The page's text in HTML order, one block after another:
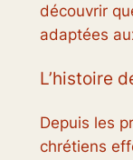
découvrir
adaptées
L’histoire
Depuis les
chrétiens